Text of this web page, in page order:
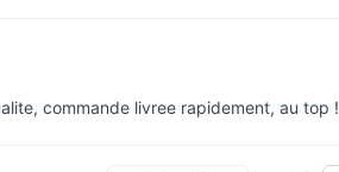
commande livree rapidement, au top !